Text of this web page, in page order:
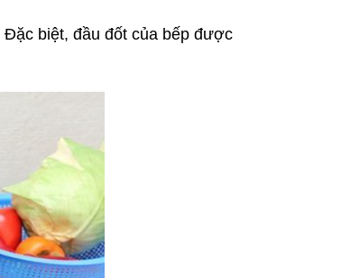
biệt, đầu đốt của bếp được